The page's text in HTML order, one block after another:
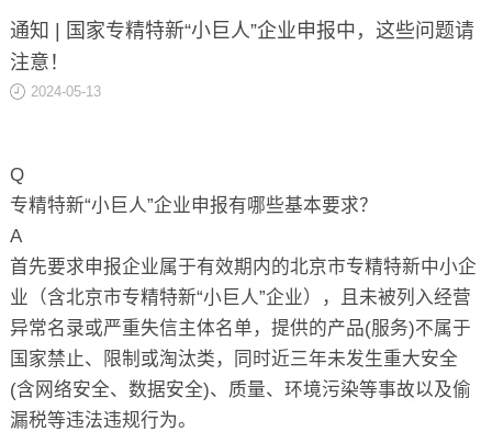
创新
通知 | 国家专精特新“小巨人”企业申报中，这些问题请
注意！
2024-05-13
Q
专精特新“小巨人”企业申报有哪些基本要求？
A
首先要求申报企业属于有效期内的北京市专精特新中小企
业（含北京市专精特新“小巨人”企业），且未被列入经营
异常名录或严重失信主体名单，提供的产品(服务)不属于
国家禁止、限制或淘汰类，同时近三年未发生重大安全
(含网络安全、数据安全)、质量、环境污染等事故以及偷
漏税等违法违规行为。